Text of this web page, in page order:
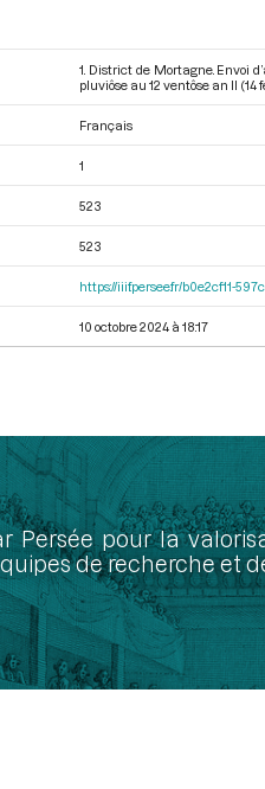
1. District de Mortagne. Envoi
pluviôse au 12 ventôse an II (14
Français
1
523
523
https://iiif.persee.fr/b0e2cf11-
10 octobre 2024 à 18:17
Persée pour la
de recherche et